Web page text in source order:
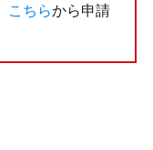
こちらから申請